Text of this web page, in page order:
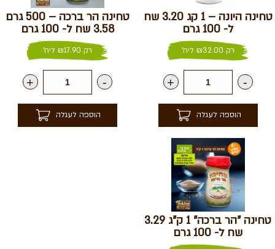
טחינה היונה – 1 קג 3.20 שח
ל- 100 גרם
רק ₪32.00 ליח'
-
+
הוספה לעגלה
טחינה הר ברכה – 500 גרם
3.58 שח ל- 100 גרם
רק ₪17.90 ליח'
-
+
הוספה לעגלה
טחינה "הר ברכה" 1 ק"ג 3.29
שח ל- 100 גרם